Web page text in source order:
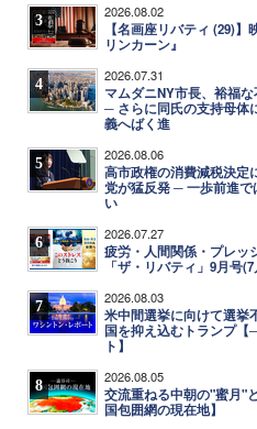
3 2026.08.02
【名画座リバティ (29)
リンカーン』
4 2026.07.31
マムダニNY市長、裕福
─ さらに同氏の支持母体
義へばく進
5 2026.08.06
高市政権の消費減税決定
党が猛反発 ─ 一歩前進
い
6 2026.07.27
疲労・人間関係・プレ
「ザ・リバティ」9月号
7 2026.08.03
米中間選挙に向けて選挙
国を抑え込むトランプ
ト】
8 2026.08.05
交流重ねる中朝の"蜜月"
国包囲網の現在地】